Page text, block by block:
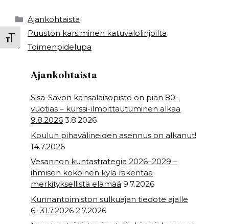
Toggle Font size
e
b
o
o
k
t
e
r
A
p
p
Kategoriat
Ajankohtaista
Puuston karsiminen katuvalolinjoilta
Toimenpidelupa
Ajankohtaista
Sisä-Savon kansalaisopisto on pian 80-
vuotias – kurssi-ilmoittautuminen alkaa
9.8.2026 3.8.2026
Koulun pihavälineiden asennus on alkanut!
14.7.2026
Vesannon kuntastrategia 2026–2029 –
ihmisen kokoinen kylä rakentaa
merkityksellistä elämää 9.7.2026
Kunnantoimiston sulkuajan tiedote ajalle
6.-31.7.2026 2.7.2026